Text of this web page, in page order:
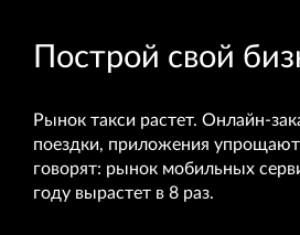
Построй свой
Рынок такси растет. Онлайн-
поездки, приложения
говорят: рынок мобильных
году вырастет в 8 раз.